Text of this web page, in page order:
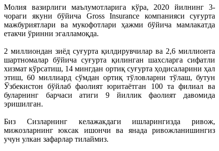
Молия вазирлиги маълумотларига кўра, 2020 йилнинг 3-
чораги якуни бўйича Gross Insurance компанияси суғурта
мажбуриятлари ва мукофотлари ҳажми бўйича мамлакатда
етакчи ўринни эгалламоқда.
2 миллиондан зиёд суғурта қилдирувчилар ва 2,6 миллионта
шартномалар бўйича суғурта қилинган шахсларга сифатли
хизмат кўрсатиш, 14 мингдан ортиқ суғурта ҳодисаларини ҳал
этиш, 60 миллиард сўмдан ортиқ тўловларни тўлаш, бутун
Ўзбекистон бўйлаб фаолият юритаётган 100 та филиал ва
буларнинг барчаси атиги 9 йиллик фаолият давомида
эришилган.
Биз Сизларнинг келажакдаги ишларингизда ривож,
мижозларнинг юксак ишончи ва янада ривожланишингиз
учун улкан зафарлар тилаймиз.